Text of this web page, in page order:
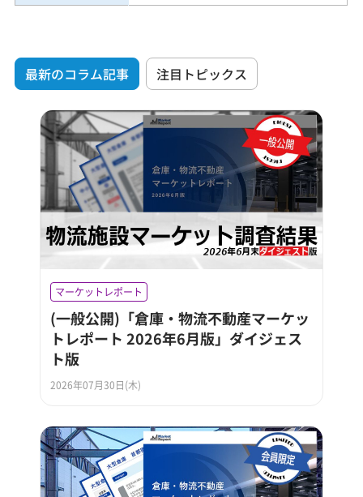
最新のコラム記事 注目トピックス
マーケットレポート
(一般公開)「倉庫・物流不動産マーケッ
トレポート 2026年6月版」ダイジェス
ト版
2026年07月30日(木)